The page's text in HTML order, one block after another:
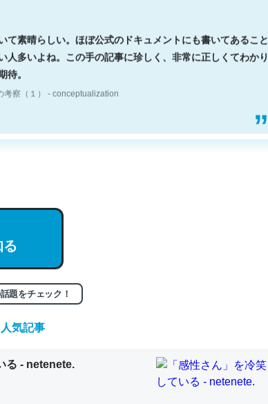
て素晴らしい。ほぼ公式のドキュメントにも書いてあること
人多いよね。この手の記事に珍しく、非常に正しくてわかり
待。
察（１） - conceptualization
だと英語小説100ページ分くらい。小説でいう「ずっと前
、短期記憶というには多い分量。進化すればするほど分かり
る
題をチェック！
気記事
る - netenete.